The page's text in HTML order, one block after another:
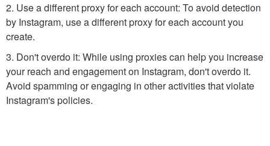
2. Use a different proxy for each account: To avoid detection
by Instagram, use a different proxy for each account you
create.
3. Don't overdo it: While using proxies can help you increase
your reach and engagement on Instagram, don't overdo it.
Avoid spamming or engaging in other activities that violate
Instagram's policies.